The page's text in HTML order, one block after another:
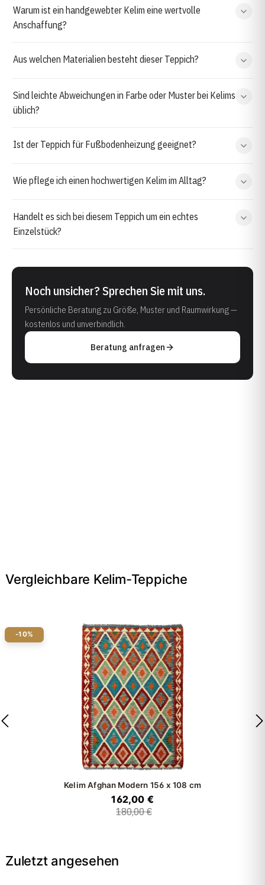
Warum ist ein handgewebter Kelim eine wertvolle
Anschaffung?
Aus welchen Materialien besteht dieser Teppich?
Sind leichte Abweichungen in Farbe oder Muster bei Kelims
üblich?
Ist der Teppich für Fußbodenheizung geeignet?
Wie pflege ich einen hochwertigen Kelim im Alltag?
Handelt es sich bei diesem Teppich um ein echtes
Einzelstück?
Noch unsicher? Sprechen Sie mit uns.
Persönliche Beratung zu Größe, Muster und Raumwirkung —
kostenlos und unverbindlich.
Beratung anfragen
Vergleichbare Kelim-Teppiche
-10%
Kelim Afghan Modern 156 x 108 cm
162,00 €
180,00 €
Zuletzt angesehen